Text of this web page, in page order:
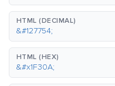
HTML (DECIMAL)
&#127754;
HTML (HEX)
&#x1F30A;